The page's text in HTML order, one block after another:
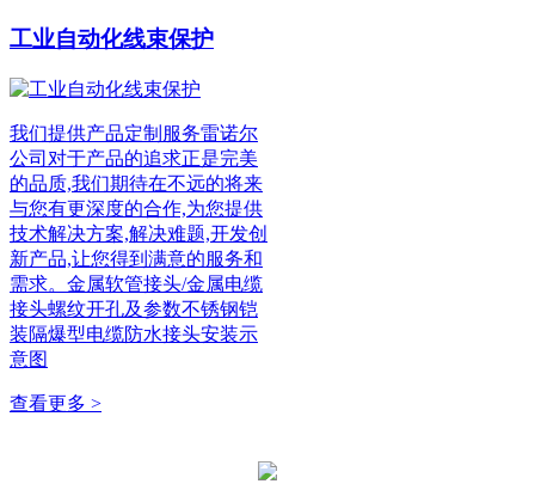
工业自动化线束保护
我们提供产品定制服务雷诺尔
公司对于产品的追求正是完美
的品质,我们期待在不远的将来
与您有更深度的合作,为您提供
技术解决方案,解决难题,开发创
新产品,让您得到满意的服务和
需求。金属软管接头/金属电缆
接头螺纹开孔及参数不锈钢铠
装隔爆型电缆防水接头安装示
意图
查看更多 >